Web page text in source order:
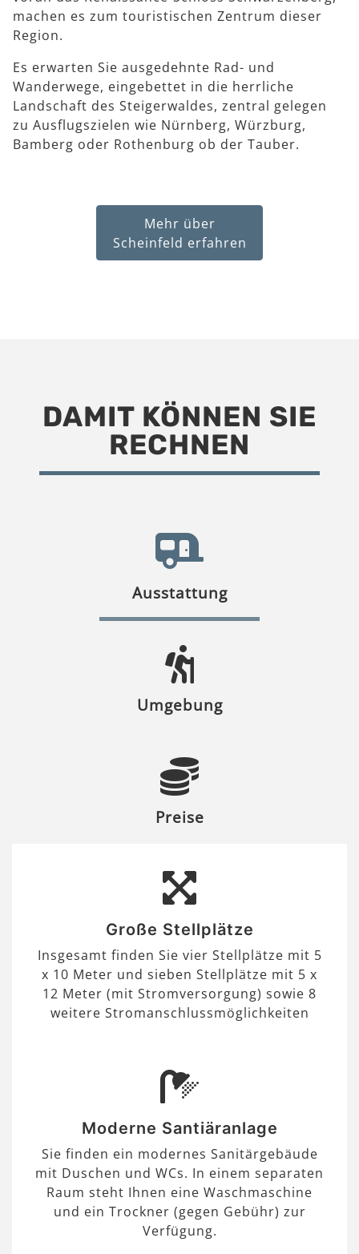
machen es zum touristischen Zentrum dieser
Region.
Es erwarten Sie ausgedehnte Rad- und
Wanderwege, eingebettet in die herrliche
Landschaft des Steigerwaldes, zentral gelegen
zu Ausflugszielen wie Nürnberg, Würzburg,
Bamberg oder Rothenburg ob der Tauber.
Mehr über
Scheinfeld erfahren
DAMIT KÖNNEN SIE
RECHNEN
Ausstattung
Umgebung
Preise
Große Stellplätze
Insgesamt finden Sie vier Stellplätze mit 5
x 10 Meter und sieben Stellplätze mit 5 x
12 Meter (mit Stromversorgung) sowie 8
weitere Stromanschlussmöglichkeiten
Moderne Santiäranlage
Sie finden ein modernes Sanitärgebäude
mit Duschen und WCs. In einem separaten
Raum steht Ihnen eine Waschmaschine
und ein Trockner (gegen Gebühr) zur
Verfügung.